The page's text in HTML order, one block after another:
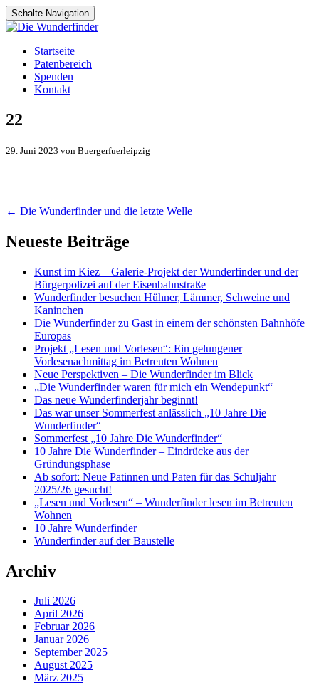
Schalte Navigation
Zum
Inhalt
springen
Startseite
Patenbereich
Spenden
Kontakt
22
29. Juni 2023 von Buergerfuerleipzig
Artikel-
Navigation
← Die Wunderfinder und die letzte Welle
Neueste Beiträge
Kunst im Kiez – Galerie-Projekt der Wunderfinder und der
Bürgerpolizei auf der Eisenbahnstraße
Wunderfinder besuchen Hühner, Lämmer, Schweine und
Kaninchen
Die Wunderfinder zu Gast in einem der schönsten Bahnhöfe
Europas
Projekt „Lesen und Vorlesen“: Ein gelungener
Vorlesenachmittag im Betreuten Wohnen
Neue Perspektiven – Die Wunderfinder im Blick
„Die Wunderfinder waren für mich ein Wendepunkt“
Das neue Wunderfinderjahr beginnt!
Das war unser Sommerfest anlässlich „10 Jahre Die
Wunderfinder“
Sommerfest „10 Jahre Die Wunderfinder“
10 Jahre Die Wunderfinder – Eindrücke aus der
Gründungsphase
Ab sofort: Neue Patinnen und Paten für das Schuljahr
2025/26 gesucht!
„Lesen und Vorlesen“ – Wunderfinder lesen im Betreuten
Wohnen
10 Jahre Wunderfinder
Wunderfinder auf der Baustelle
Archiv
Juli 2026
April 2026
Februar 2026
Januar 2026
September 2025
August 2025
März 2025